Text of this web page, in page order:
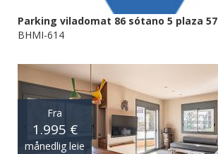
Parking viladomat 86 sótano 5 plaza 57
BHMI-614
Fra
1.995 €
månedlig leie